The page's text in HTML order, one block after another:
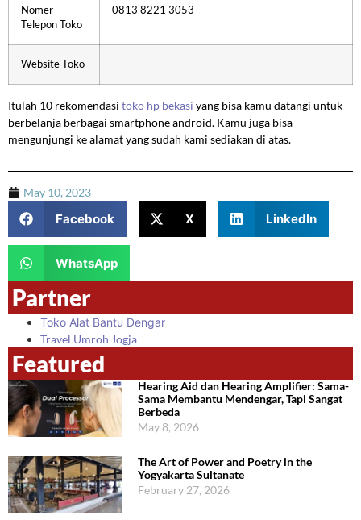
Nomer
Telepon Toko
0813 8221 3053
Website Toko –
Itulah 10 rekomendasi toko hp bekasi yang bisa kamu datangi untuk
berbelanja berbagai smartphone android. Kamu juga bisa
mengunjungi ke alamat yang sudah kami sediakan di atas.
May 10, 2023
Facebook X LinkedIn
WhatsApp
Partner
Toko Alat Bantu Dengar
Travel Umroh Jogja
Featured
Hearing Aid dan Hearing Amplifier: Sama-
Sama Membantu Mendengar, Tapi Sangat
Berbeda
May 8, 2026
The Art of Power and Poetry in the
Yogyakarta Sultanate
February 27, 2026